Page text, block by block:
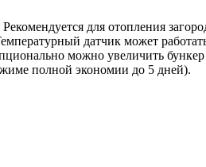
для отопления
датчик может
можно увеличить бункер
полной экономии до 5 дней).